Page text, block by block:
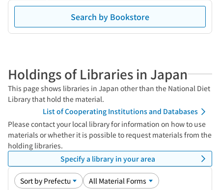
Search by Bookstore
Holdings of Libraries in Japan
This page shows libraries in Japan other than the National Diet
Library that hold the material.
List of Cooperating Institutions and Databases
Please contact your local library for information on how to use
materials or whether it is possible to request materials from the
holding libraries.
Specify a library in your area